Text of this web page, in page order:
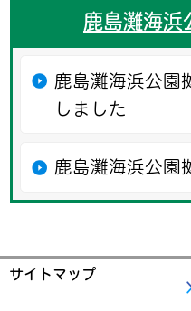
鹿島灘海浜
鹿島灘海浜公園
しました
鹿島灘海浜公園
サイトマップ